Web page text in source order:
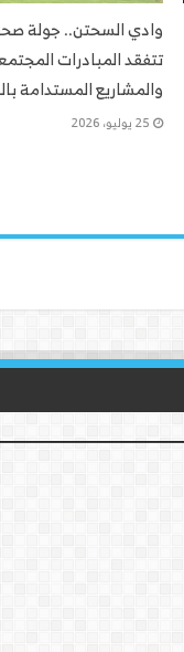
وادي السحتن.. جولة
تتفقد المبادرات
والمشاريع المستدامة
25 يوليو، 2026